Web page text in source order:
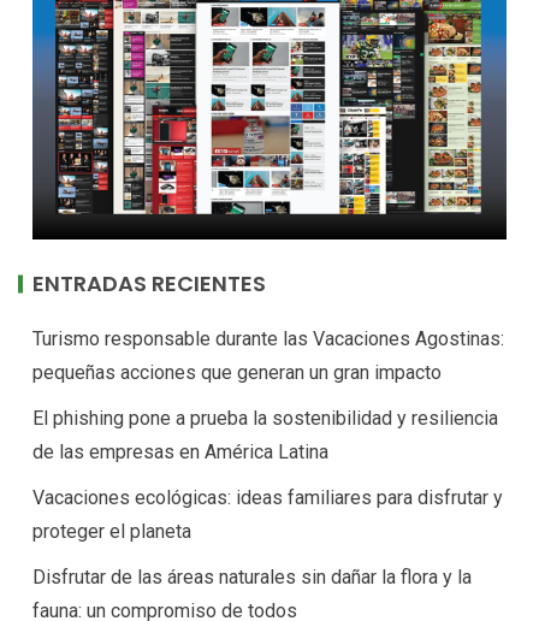
ENTRADAS RECIENTES
Turismo responsable durante las Vacaciones Agostinas:
pequeñas acciones que generan un gran impacto
El phishing pone a prueba la sostenibilidad y resiliencia
de las empresas en América Latina
Vacaciones ecológicas: ideas familiares para disfrutar y
proteger el planeta
Disfrutar de las áreas naturales sin dañar la flora y la
fauna: un compromiso de todos